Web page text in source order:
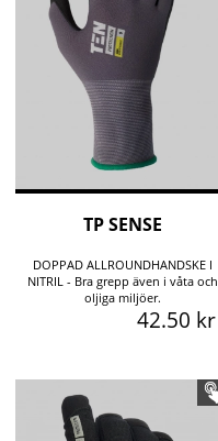
TP SENSE
DOPPAD ALLROUNDHANDSKE I
NITRIL - Bra grepp även i våta och
oljiga miljöer.
42.50 kr